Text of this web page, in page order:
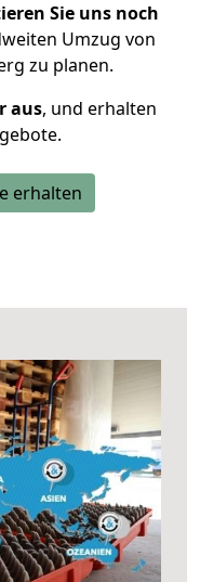
Sie uns noch
Umzug von
zu planen.
aus, und erhalten
erhalten